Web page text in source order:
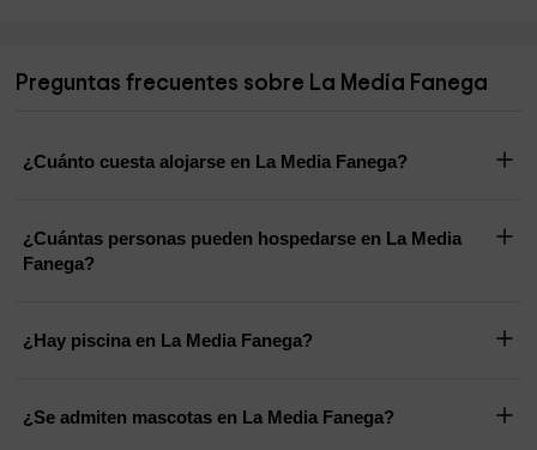
Preguntas frecuentes sobre La Media Fanega
¿Cuánto cuesta alojarse en La Media Fanega?
¿Cuántas personas pueden hospedarse en La Media
Fanega?
¿Hay piscina en La Media Fanega?
¿Se admiten mascotas en La Media Fanega?